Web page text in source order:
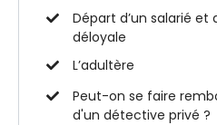
Départ d’un salarié
déloyale
L’adultère
Peut-on se faire
d'un détective privé ?